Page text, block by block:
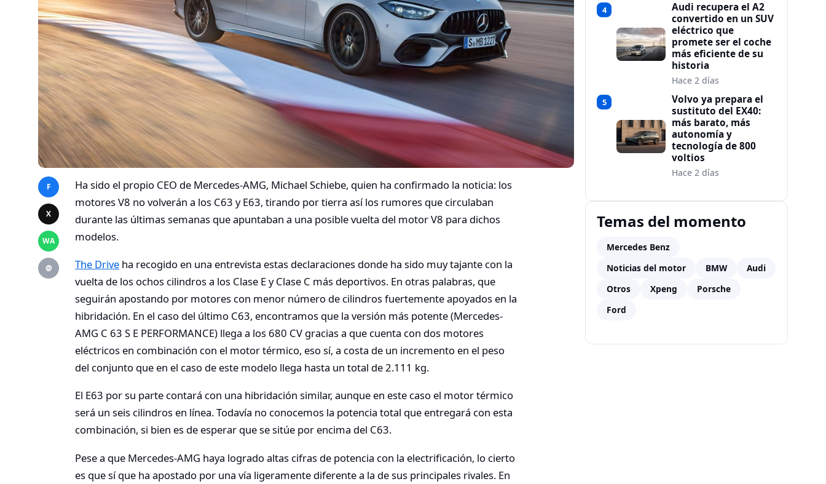
F
X
WA
@
Ha sido el propio CEO de Mercedes-AMG, Michael Schiebe, quien ha confirmado la noticia: los
motores V8 no volverán a los C63 y E63, tirando por tierra así los rumores que circulaban
durante las últimas semanas que apuntaban a una posible vuelta del motor V8 para dichos
modelos.
The Drive ha recogido en una entrevista estas declaraciones donde ha sido muy tajante con la
vuelta de los ochos cilindros a los Clase E y Clase C más deportivos. En otras palabras, que
seguirán apostando por motores con menor número de cilindros fuertemente apoyados en la
hibridación. En el caso del último C63, encontramos que la versión más potente (Mercedes-
AMG C 63 S E PERFORMANCE) llega a los 680 CV gracias a que cuenta con dos motores
eléctricos en combinación con el motor térmico, eso sí, a costa de un incremento en el peso
del conjunto que en el caso de este modelo llega hasta un total de 2.111 kg.
El E63 por su parte contará con una hibridación similar, aunque en este caso el motor térmico
será un seis cilindros en línea. Todavía no conocemos la potencia total que entregará con esta
combinación, si bien es de esperar que se sitúe por encima del C63.
Pese a que Mercedes-AMG haya logrado altas cifras de potencia con la electrificación, lo cierto
es que sí que ha apostado por una vía ligeramente diferente a la de sus principales rivales. En
4
Audi recupera el A2
convertido en un SUV
eléctrico que
promete ser el coche
más eficiente de su
historia
Hace 2 días
5
Volvo ya prepara el
sustituto del EX40:
más barato, más
autonomía y
tecnología de 800
voltios
Hace 2 días
Temas del momento
Mercedes Benz
Noticias del motor
BMW
Audi
Otros
Xpeng
Porsche
Ford